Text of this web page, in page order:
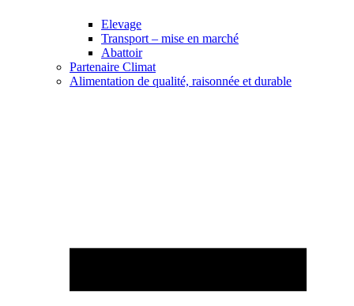
Elevage
Transport – mise en marché
Abattoir
Partenaire Climat
Alimentation de qualité, raisonnée et durable